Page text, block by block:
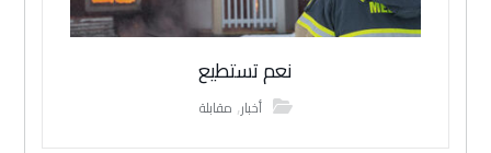
نعم تستطيع
أخبار, مقابلة